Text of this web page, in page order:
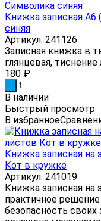
Книжка записная
синяя
Артикул: 241126
Записная книжка в
глянцевая, тиснение
180 ₽
В наличии
Быстрый просмотр
В избранное
Книжка записная на
Кот в кружке
Артикул: 241019
Книжка записная на
практичное
безопасность